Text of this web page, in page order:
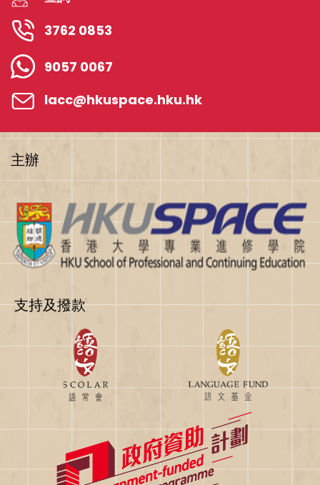
3762 0853
9057 0067
lacc@hkuspace.hku.hk
主辦
支持及撥款